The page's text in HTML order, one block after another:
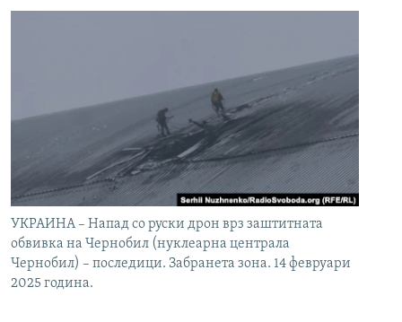
УКРАИНА – Напад со руски дрон врз заштитната
обвивка на Чернобил (нуклеарна централа
Чернобил) – последици. Забранета зона. 14 февруари
2025 година.